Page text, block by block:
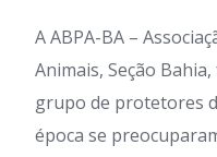
A ABPA-BA –
Animais, Seção
grupo de protetores
época se